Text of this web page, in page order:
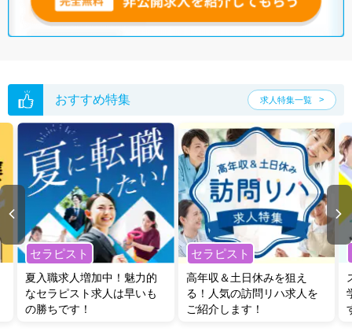
おすすめ特集 求人特集一覧
セラピスト
夏入職求人増加中！魅力的
なセラピスト求人は早いも
の勝ちです！
セラピスト
高年収＆土日休みを狙え
る！人気の訪問リハ求人を
ご紹介します！